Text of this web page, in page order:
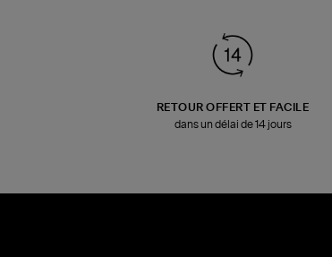
RETOUR OFFERT ET FACILE
dans un délai de 14 jours